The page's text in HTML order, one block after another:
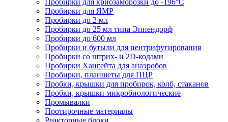
Пробирки для ЯМР
Пробирки до 2 мл
Пробирки до 25 мл типа Эппендорф
Пробирки до 600 мл
Пробирки и бутыли для центрифугирования
Пробирки со штрих- и 2D-кодами
Пробирки Хангейта для анаэробов
Пробирки, планшеты для ПЦР
Пробки, крышки для пробирок, колб, стаканов
Пробки, крышки микробиологические
Промывалки
Протирочные материалы
Реакторные блоки